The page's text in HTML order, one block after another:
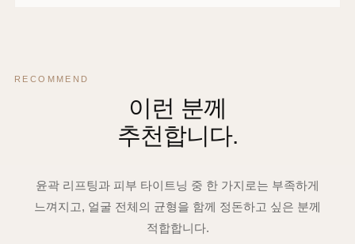
RECOMMEND
이런 분께
추천합니다.
윤곽 리프팅과 피부 타이트닝 중 한 가지로는 부족하게
느껴지고, 얼굴 전체의 균형을 함께 정돈하고 싶은 분께
적합합니다.